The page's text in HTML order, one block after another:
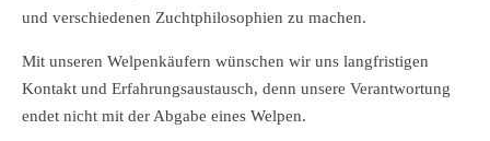
und verschiedenen Zuchtphilosophien zu machen.
Mit unseren Welpenkäufern wünschen wir uns langfristigen
Kontakt und Erfahrungsaustausch, denn unsere Verantwortung
endet nicht mit der Abgabe eines Welpen.